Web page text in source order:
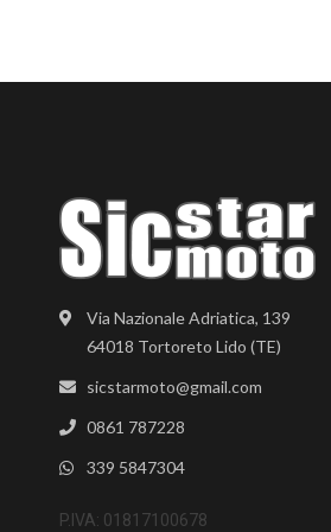
Via Nazionale Adriatica, 139
64018 Tortoreto Lido (TE)
sicstarmoto@gmail.com
0861 787228
339 5847304
P.IVA: 01817100678